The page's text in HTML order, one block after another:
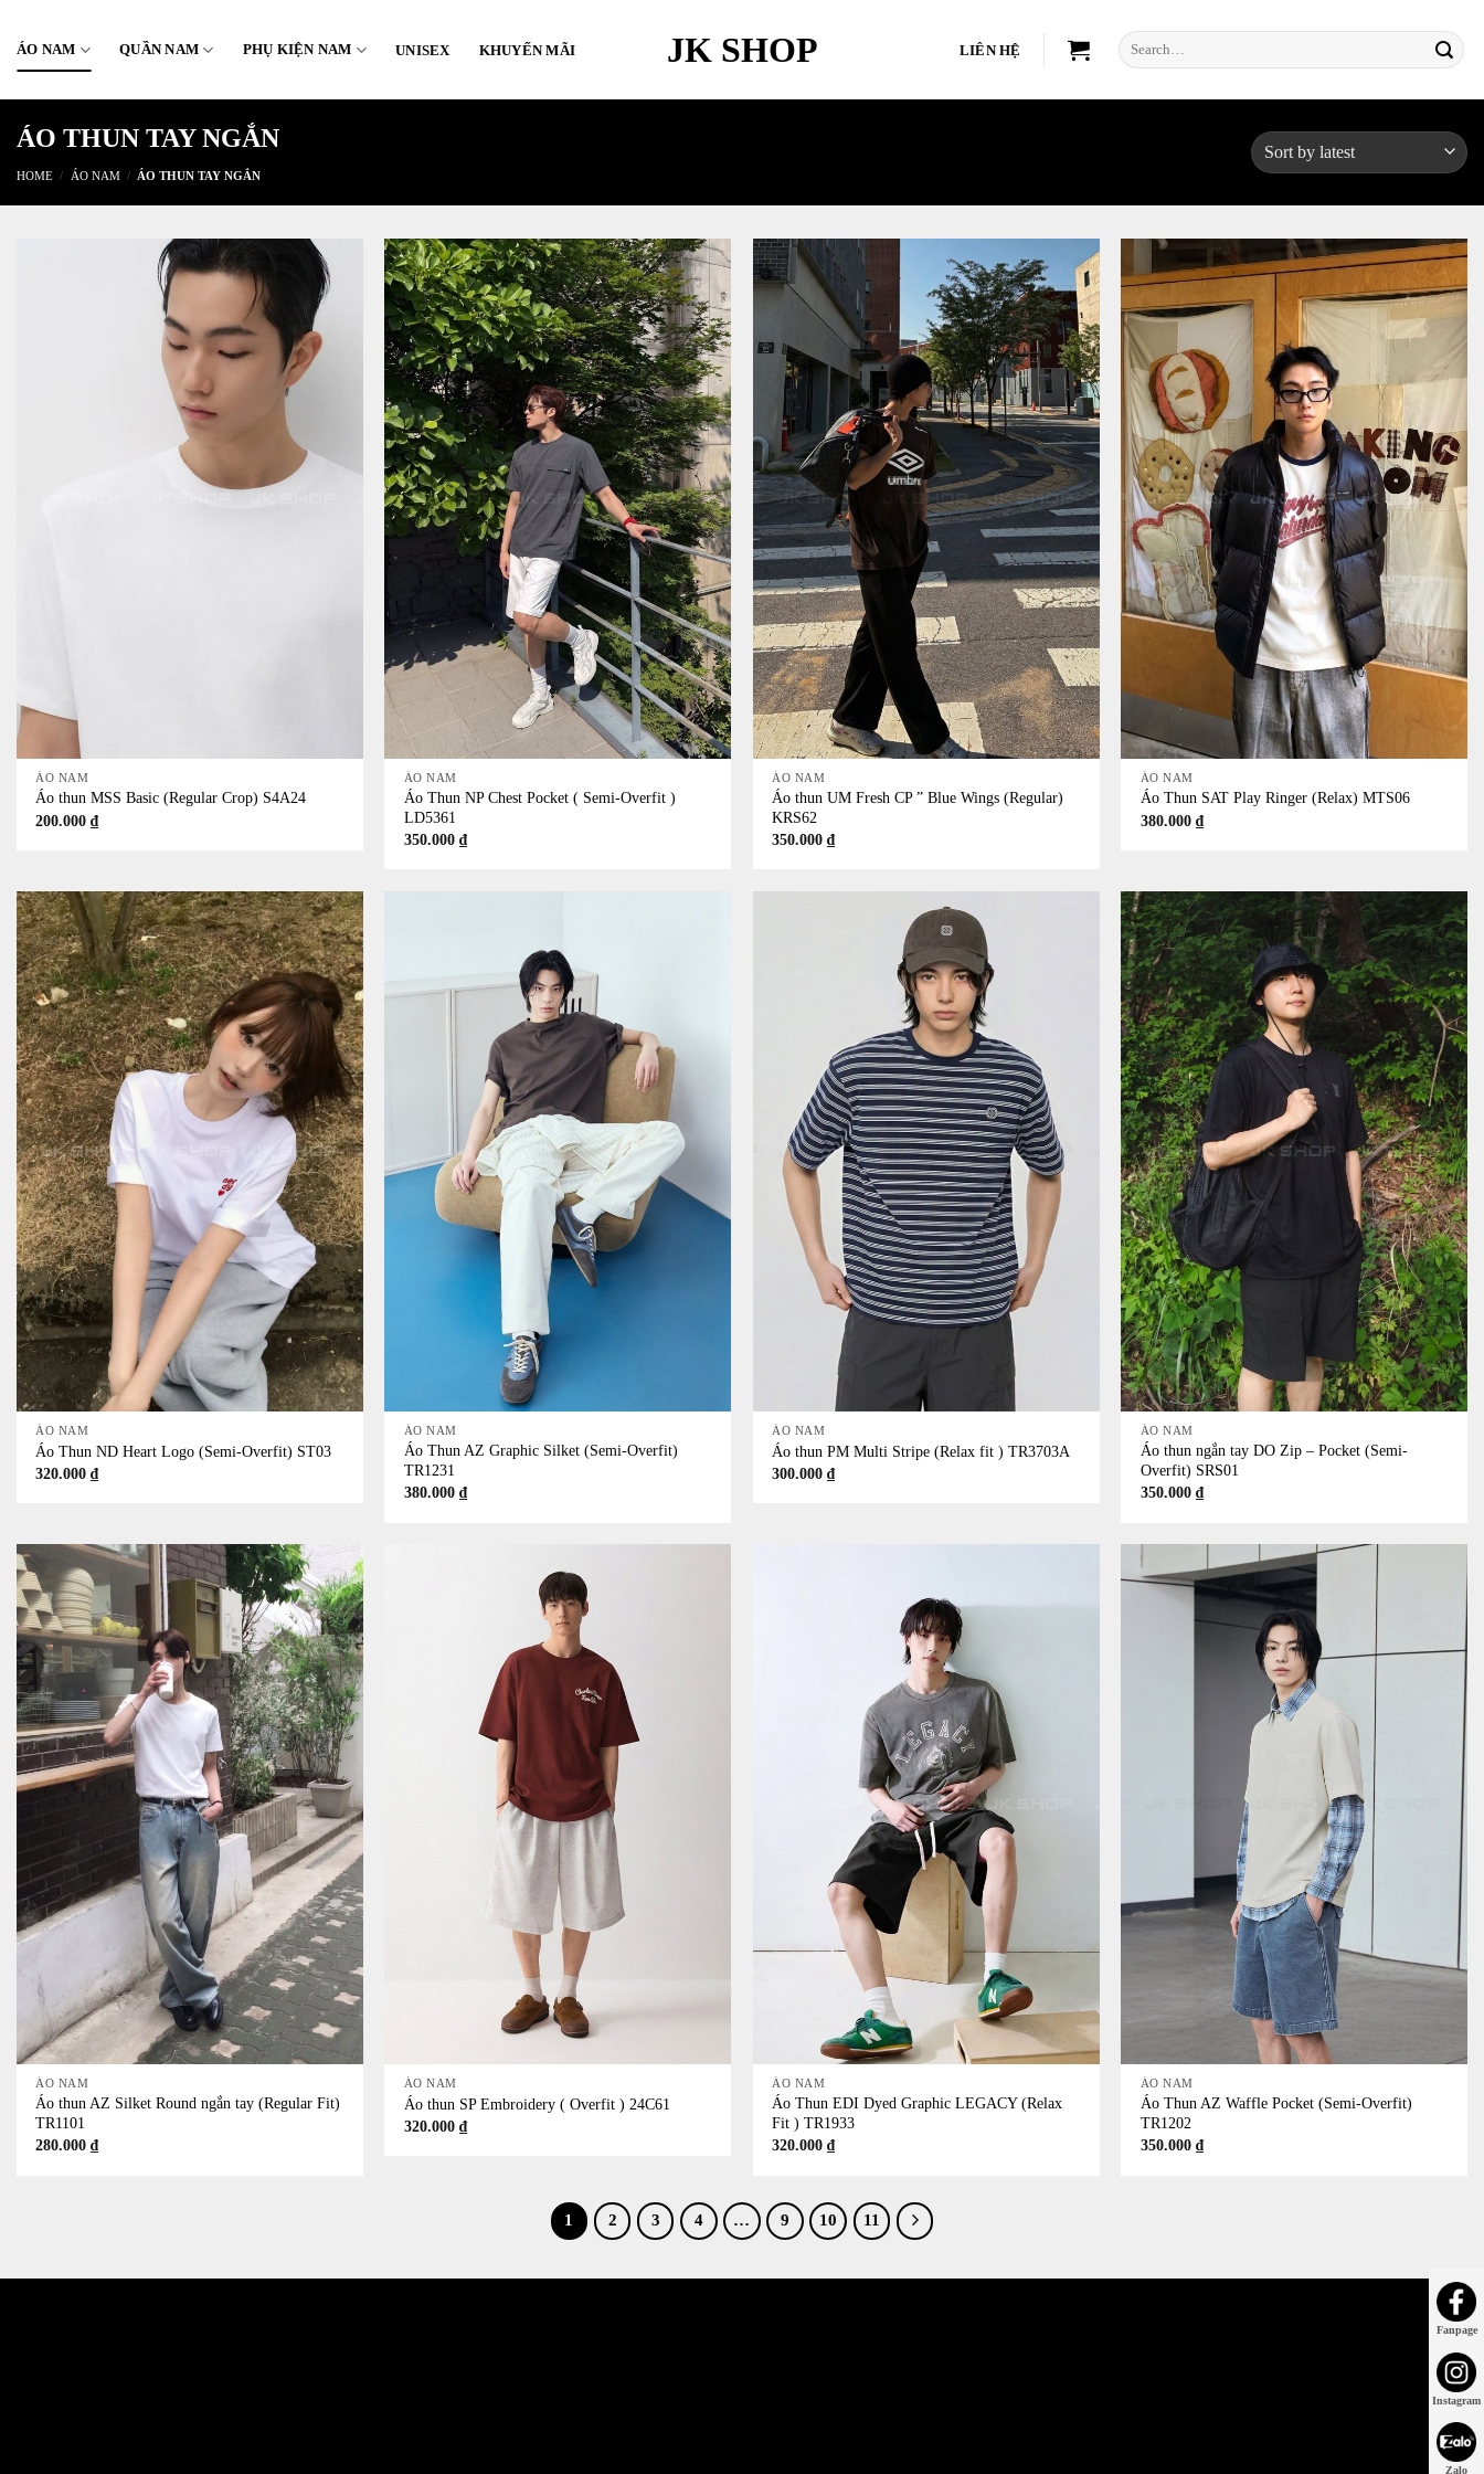
content
JK SHOP
ÁO NAM QUẦN NAM PHỤ KIỆN NAM UNISEX KHUYẾN MÃI LIÊN HỆ
Search
for:
ÁO THUN TAY NGẮN
HOME / ÁO NAM / ÁO THUN TAY NGẮN
ÁO NAM
Áo thun MSS Basic (Regular Crop) S4A24
200.000₫
+
ÁO NAM
Áo Thun NP Chest Pocket ( Semi-Overfit )
LD5361
350.000 ₫
+
ÁO NAM
Áo thun UM Fresh CP ” Blue Wings (Regular)
KRS62
350.000₫
+
ÁO NAM
Áo Thun SAT Play Ringer (Relax) MTS06
380.000 ₫
+
ÁO NAM
Áo Thun ND Heart Logo (Semi-Overfit) ST03
320.000₫
ÁO NAM
Áo Thun AZ Graphic Silket (Semi-Overfit)
TR1231
380.000 ₫
ÁO NAM
Áo thun PM Multi Stripe (Relax fit ) TR3703A
300.000₫
+
ÁO NAM
Áo thun ngắn tay DO Zip – Pocket (Semi-
Overfit) SRS01
350.000 ₫
+
ÁO NAM
Áo thun AZ Silket Round ngắn tay (Regular Fit)
TR1101
280.000₫
ÁO NAM
Áo thun SP Embroidery ( Overfit ) 24C61
320.000 ₫
ÁO NAM
Áo Thun EDI Dyed Graphic LEGACY (Relax
Fit ) TR1933
320.000₫
ÁO NAM
Áo Thun AZ Waffle Pocket (Semi-Overfit)
TR1202
350.000 ₫
1 2 3 4 … 9 10 11
Fanpage
Instagram
Zalo